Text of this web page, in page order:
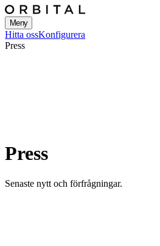
Meny
Hitta ossKonfigurera
Press
Press
Senaste nytt och förfrågningar.